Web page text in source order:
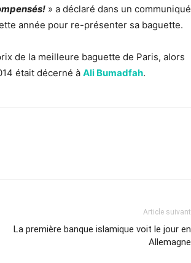
» a déclaré dans un communiqué
année pour re-présenter sa baguette.
de la meilleure baguette de Paris, alors
était décerné à Ali Bumadfah.
Article suivant
La première banque islamique voit le jour en
Allemagne